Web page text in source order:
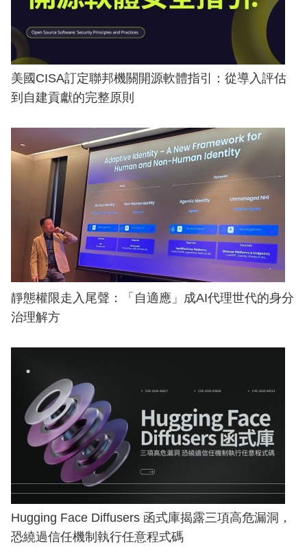
美國CISA訂定聯邦機關開源軟體指引：從導入評估
到自建貢獻的完整原則
靜態權限走入尾聲：「自適應」成AI代理世代的身分
治理解方
Hugging Face Diffusers 函式庫揭露三項高危漏洞，
恐繞過信任機制執行任意程式碼